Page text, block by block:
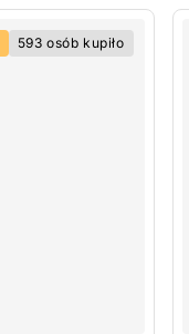
593 osób kupiło